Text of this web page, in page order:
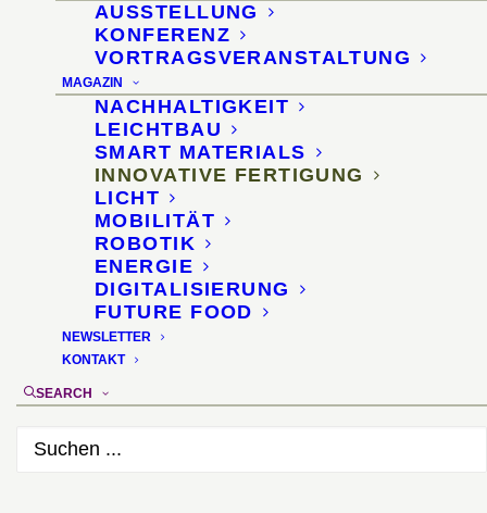
AUSSTELLUNG
KONFERENZ
VORTRAGSVERANSTALTUNG
MAGAZIN
NACHHALTIGKEIT
LEICHTBAU
SMART MATERIALS
INNOVATIVE FERTIGUNG
LICHT
MOBILITÄT
ROBOTIK
ENERGIE
DIGITALISIERUNG
FUTURE FOOD
NEWSLETTER
KONTAKT
SEARCH
2. April 2017